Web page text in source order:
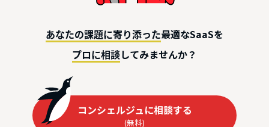
あなたの課題に寄り添った最適なSaaSを
プロに相談してみませんか？
コンシェルジュに相談する
(無料)